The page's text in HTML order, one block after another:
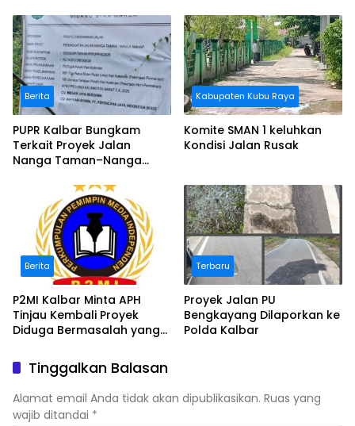
Berita
PUPR Kalbar Bungkam
Terkait Proyek Jalan
Nanga Taman–Nanga
Bermasalah
Kabupaten Kubu Raya
Komite SMAN 1 keluhkan
Kondisi Jalan Rusak
Berita
P2MI Kalbar Minta APH
Tinjau Kembali Proyek
Diduga Bermasalah yang
Terbaru
Proyek Jalan PU
Bengkayang Dilaporkan ke
Polda Kalbar
Tinggalkan Balasan
Alamat email Anda tidak akan dipublikasikan. Ruas yang
wajib ditandai *